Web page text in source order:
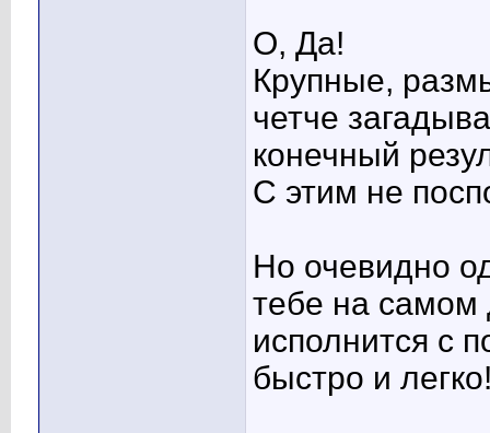
О, Да!
Крупные,
четче
конечный
С этим не
Но очевидно
тебе на самом
исполнится с
быстро и